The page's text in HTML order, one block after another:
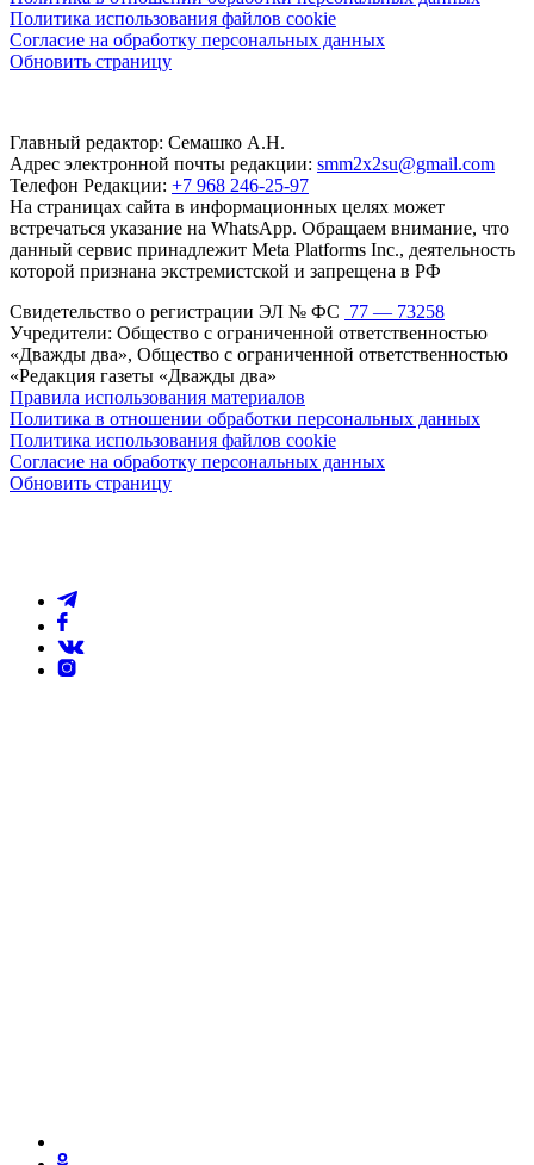
Политика использования файлов cookie
Согласие на обработку персональных данных
Обновить страницу
Главный редактор: Семашко А.Н.
Адрес электронной почты редакции: smm2x2su@gmail.com
Телефон Редакции: +7 968 246-25-97
На страницах сайта в информационных целях может
встречаться указание на WhatsApp. Обращаем внимание, что
данный сервис принадлежит Meta Platforms Inc., деятельность
которой признана экстремистской и запрещена в РФ
Свидетельство о регистрации ЭЛ № ФС 77 — 73258
Учредители: Общество с ограниченной ответственностью
«Дважды два», Общество с ограниченной ответственностью
«Редакция газеты «Дважды два»
Правила использования материалов
Политика в отношении обработки персональных данных
Политика использования файлов cookie
Согласие на обработку персональных данных
Обновить страницу